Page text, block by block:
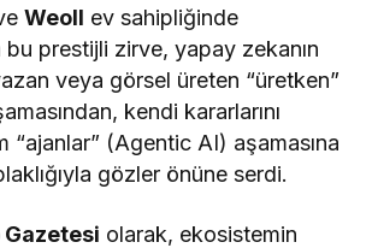
Weoll ev sahipliğinde
prestijli zirve, yapay zekanın
veya görsel üreten “üretken”
kendi kararlarını
“ajanlar” (Agentic AI) aşamasına
gözler önüne serdi.
olarak, ekosistemin